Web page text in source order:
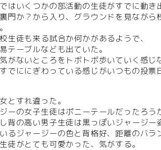
はいくつかの部活動の生徒がすでに動き
門か？から入り、グラウンドを見なが
生徒も来る試合か何かがあるようで、
テーブルなども出ていた。
がないところをトボトボ歩いていく感じ
でににぎわっている感じがいつもの投票
とすれ違った。
ーの女子生徒はポニーテールだったろう
背の高い男子生徒は黒っぽいジャージー
るジャージーの色と背格好、距離のバラ
徒がとても可愛かった、気がする。